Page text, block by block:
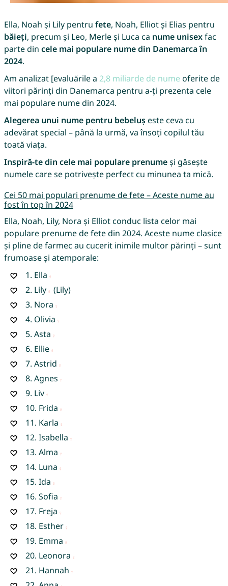
Ella, Noah și Lily pentru fete, Noah, Elliot și Elias pentru
băieți, precum și Leo, Merle și Luca ca nume unisexfac
parte din cele mai populare nume din Danemarca în
2024.
Am analizat [evaluările a 2,8 miliarde de nume oferite de
viitori părinți din Danemarca pentru a-ți prezenta cele
mai populare nume din 2024.
Alegerea unui nume pentru bebelușeste ceva cu
adevărat special – până la urmă, va însoți copilul tău
toată viața.
Inspiră-te din cele mai populare prenumeși găsește
numele care se potrivește perfect cu minunea ta mică.
Cei 50 mai populari prenume de fete – Aceste nume au
fost în top în 2024
Ella, Noah, Lily, Nora și Elliot conduc lista celor mai
populare prenume de fete din 2024. Aceste nume clasice
și pline de farmec au cucerit inimile multor părinți – sunt
frumoase și atemporale:
1. Ella
2. Lily
(Lily)
3. Nora
4. Olivia
5. Asta
6. Ellie
7. Astrid
8. Agnes
9. Liv
10. Frida
11. Karla
12. Isabella
13. Alma
14. Luna
15. Ida
16. Sofia
17. Freja
18. Esther
19. Emma
20. Leonora
21. Hannah